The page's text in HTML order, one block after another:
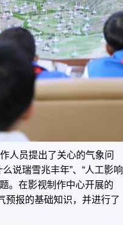
员提出了关心的气象问
说瑞雪兆丰年”、“人工影响
。在影视制作中心开展的
预报的基础知识，并进行了